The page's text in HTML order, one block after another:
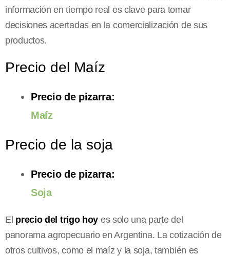
información en tiempo real es clave para tomar
decisiones acertadas en la comercialización de sus
productos.
Precio del Maíz
Precio de pizarra:
Maíz
Precio de la soja
Precio de pizarra:
Soja
El precio del trigo hoy es solo una parte del
panorama agropecuario en Argentina. La cotización de
otros cultivos, como el maíz y la soja, también es